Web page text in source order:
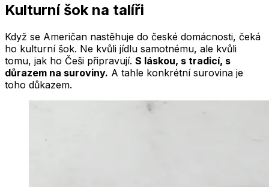
Kulturní šok na talíři
Když se Američan nastěhuje do české domácnosti, čeká
ho kulturní šok. Ne kvůli jídlu samotnému, ale kvůli
tomu, jak ho Češi připravují. S láskou, s tradicí, s
důrazem na suroviny. A tahle konkrétní surovina je
toho důkazem.